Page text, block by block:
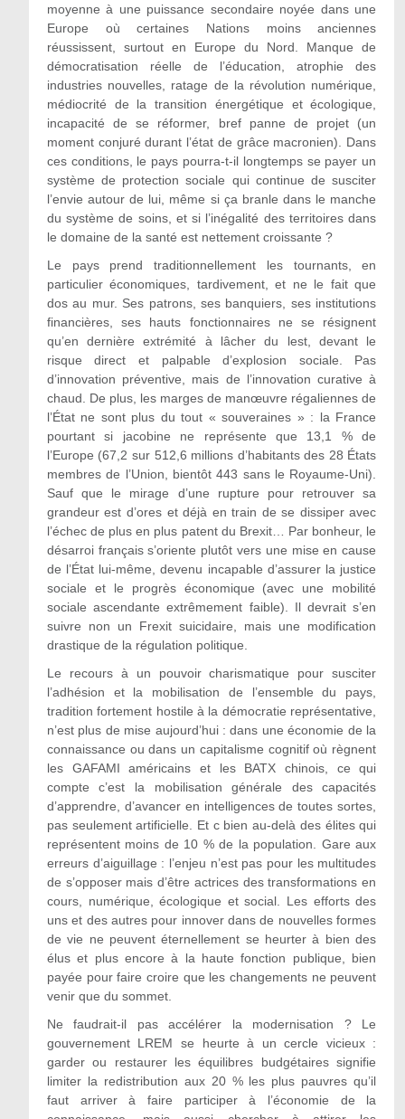
moyenne à une puissance secondaire noyée dans une
Europe où certaines Nations moins anciennes
réussissent, surtout en Europe du Nord. Manque de
démocratisation réelle de l’éducation, atrophie des
industries nouvelles, ratage de la révolution numérique,
médiocrité de la transition énergétique et écologique,
incapacité de se réformer, bref panne de projet (un
moment conjuré durant l’état de grâce macronien). Dans
ces conditions, le pays pourra-t-il longtemps se payer un
système de protection sociale qui continue de susciter
l’envie autour de lui, même si ça branle dans le manche
du système de soins, et si l’inégalité des territoires dans
le domaine de la santé est nettement croissante ?
Le pays prend traditionnellement les tournants, en
particulier économiques, tardivement, et ne le fait que
dos au mur. Ses patrons, ses banquiers, ses institutions
financières, ses hauts fonctionnaires ne se résignent
qu’en dernière extrémité à lâcher du lest, devant le
risque direct et palpable d’explosion sociale. Pas
d’innovation préventive, mais de l’innovation curative à
chaud. De plus, les marges de manœuvre régaliennes de
l’État ne sont plus du tout « souveraines » : la France
pourtant si jacobine ne représente que 13,1 % de
l’Europe (67,2 sur 512,6 millions d’habitants des 28 États
membres de l’Union, bientôt 443 sans le Royaume-Uni).
Sauf que le mirage d’une rupture pour retrouver sa
grandeur est d’ores et déjà en train de se dissiper avec
l’échec de plus en plus patent du Brexit… Par bonheur, le
désarroi français s’oriente plutôt vers une mise en cause
de l’État lui-même, devenu incapable d’assurer la justice
sociale et le progrès économique (avec une mobilité
sociale ascendante extrêmement faible). Il devrait s’en
suivre non un Frexit suicidaire, mais une modification
drastique de la régulation politique.
Le recours à un pouvoir charismatique pour susciter
l’adhésion et la mobilisation de l’ensemble du pays,
tradition fortement hostile à la démocratie représentative,
n’est plus de mise aujourd’hui : dans une économie de la
connaissance ou dans un capitalisme cognitif où règnent
les GAFAMI américains et les BATX chinois, ce qui
compte c’est la mobilisation générale des capacités
d’apprendre, d’avancer en intelligences de toutes sortes,
pas seulement artificielle. Et c bien au-delà des élites qui
représentent moins de 10 % de la population. Gare aux
erreurs d’aiguillage : l’enjeu n’est pas pour les multitudes
de s’opposer mais d’être actrices des transformations en
cours, numérique, écologique et social. Les efforts des
uns et des autres pour innover dans de nouvelles formes
de vie ne peuvent éternellement se heurter à bien des
élus et plus encore à la haute fonction publique, bien
payée pour faire croire que les changements ne peuvent
venir que du sommet.
Ne faudrait-il pas accélérer la modernisation ? Le
gouvernement LREM se heurte à un cercle vicieux :
garder ou restaurer les équilibres budgétaires signifie
limiter la redistribution aux 20 % les plus pauvres qu’il
faut arriver à faire participer à l’économie de la